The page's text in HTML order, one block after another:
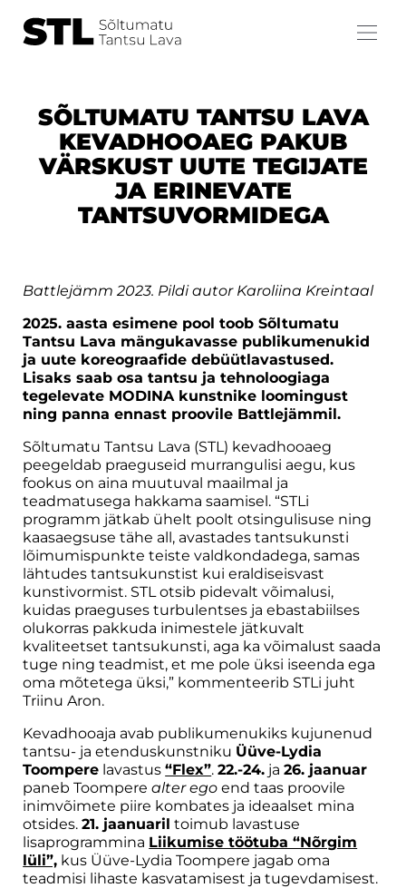
SÕLTUMATU TANTSU LAVA
KEVADHOOAEG PAKUB
VÄRSKUST UUTE TEGIJATE
JA ERINEVATE
TANTSUVORMIDEGA
Battlejämm 2023. Pildi autor Karoliina Kreintaal
2025. aasta esimene pool toob Sõltumatu
Tantsu Lava mängukavasse publikumenukid
ja uute koreograafide debüütlavastused.
Lisaks saab osa tantsu ja tehnoloogiaga
tegelevate MODINA kunstnike loomingust
ning panna ennast proovile Battlejämmil.
Sõltumatu Tantsu Lava (STL) kevadhooaeg
peegeldab praeguseid murrangulisi aegu, kus
fookus on aina muutuval maailmal ja
teadmatusega hakkama saamisel. “STLi
programm jätkab ühelt poolt otsingulisuse ning
kaasaegsuse tähe all, avastades tantsukunsti
lõimumispunkte teiste valdkondadega, samas
lähtudes tantsukunstist kui eraldiseisvast
kunstivormist. STL otsib pidevalt võimalusi,
kuidas praeguses turbulentses ja ebastabiilses
olukorras pakkuda inimestele jätkuvalt
kvaliteetset tantsukunsti, aga ka võimalust saada
tuge ning teadmist, et me pole üksi iseenda ega
oma mõtetega üksi,” kommenteerib STLi juht
Triinu Aron.
Kevadhooaja avab publikumenukiks kujunenud
tantsu- ja etenduskunstniku Üüve-Lydia
Toompere lavastus“Flex”.22.-24. ja26. jaanuar
paneb Toomperealter ego end taas proovile
inimvõimete piire kombates ja ideaalset mina
otsides.21. jaanuaril toimub lavastuse
lisaprogrammina Liikumise töötuba “Nõrgim
lüli”, kus Üüve-Lydia Toompere jagab oma
teadmisi lihaste kasvatamisest ja tugevdamisest.